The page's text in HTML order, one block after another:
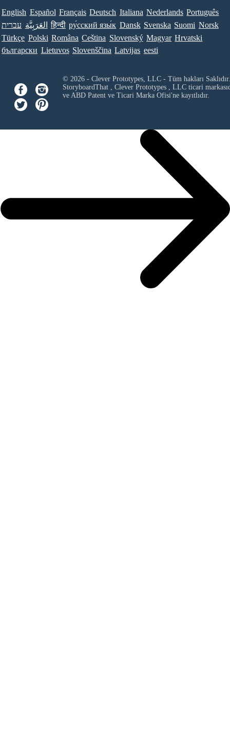
English Español Français Deutsch Italiana Nederlands Português
עברית العَرَبِيَّة हिन्दी ру́сский язы́к Dansk Svenska Suomi Norsk
Türkçe Polski Româna Ceština Slovenský Magyar Hrvatski
български Lietuvos Slovenščina Latvijas eesti
© 2026 - Clever Prototypes, LLC - Tüm hakları Saklıdır.
StoryboardThat , Clever Prototypes , LLCticari
ve ABD Patent ve Ticari Marka Ofisi'ne kayıtlıdır.